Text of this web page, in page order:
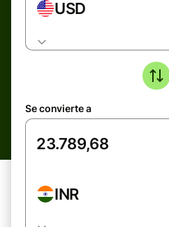
USD
Se convierte a
INR